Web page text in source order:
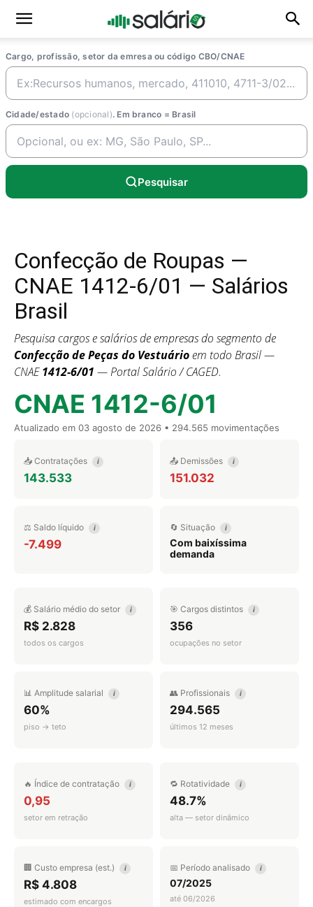
Cargo, profissão, setor da emresa ou código CBO/CNAE
Cidade/estado (opcional). Em branco = Brasil
Pesquisar
Confecção de Roupas —
CNAE 1412-6/01 — Salários
Brasil
Pesquisa cargos e salários de empresas do segmento de
Confecção de Peças do Vestuárioem todo Brasil —
CNAE1412-6/01 — Portal Salário / CAGED.
CNAE 1412-6/01
Atualizado em 03 agosto de 2026 • 294.565 movimentações
📥 Contratações i
143.533
📤 Demissões i
151.032
⚖️ Saldo líquido i
-7.499
🔄 Situação i
Com baixíssima
demanda
💰 Salário médio do setor i
R$ 2.828
todos os cargos
🎯 Cargos distintos i
356
ocupações no setor
📊 Amplitude salarial i
60%
piso → teto
👥 Profissionais i
294.565
últimos 12 meses
🔥 Índice de contratação i
0,95
setor em retração
🔁 Rotatividade i
48.7%
alta — setor dinâmico
🏢 Custo empresa (est.) i
R$ 4.808
estimado com encargos
📅 Período analisado i
07/2025
até 06/2026